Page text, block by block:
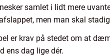
samlet i lidt mere
men man skal
er krav på stedet om at
ens dag lige dér.